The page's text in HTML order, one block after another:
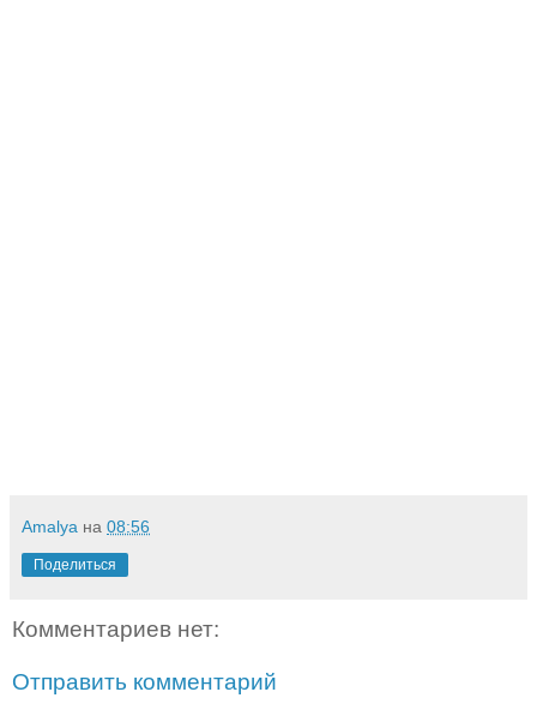
Amalya на 08:56
Поделиться
Комментариев нет:
Отправить комментарий